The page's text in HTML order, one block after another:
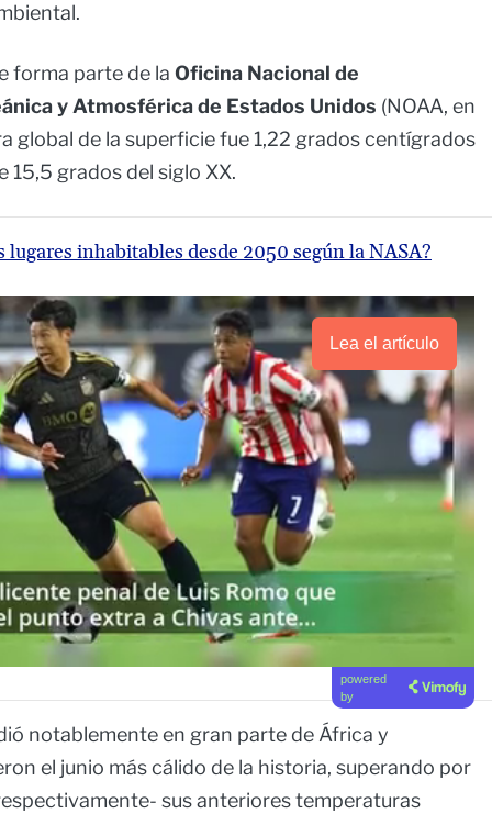
forma parte de la Oficina Nacional de
y Atmosférica de Estados Unidos (NOAA, en
global de la superficie fue 1,22 grados centígrados
15,5 grados del siglo XX.
lugares inhabitables desde 2050 según la NASA?
Lea el artículo
powered
by
notablemente en gran parte de África y
el junio más cálido de la historia, superando por
sus anteriores temperaturas